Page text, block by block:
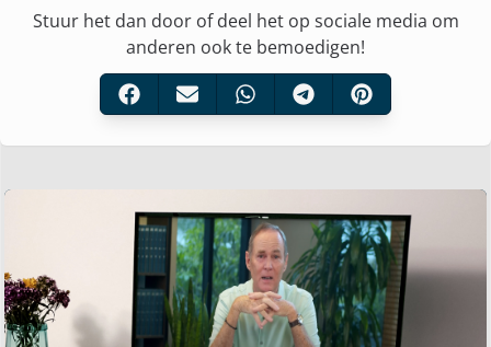
Stuur het dan door of deel het op sociale media om
anderen ook te bemoedigen!